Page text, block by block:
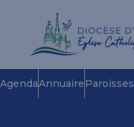
AgendaAnnuaireParoisses